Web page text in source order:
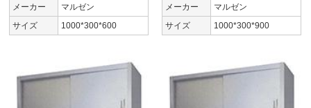
メーカー
マルゼン
サイズ
1000*300*600
メーカー
マルゼン
サイズ
1000*300*900